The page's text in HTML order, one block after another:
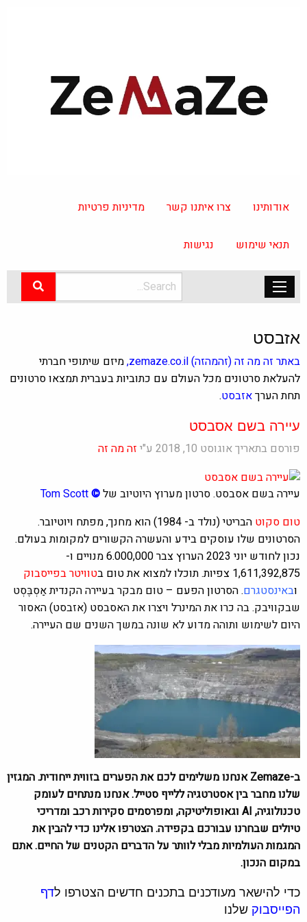
אודותינו צרו איתנו קשר מדיניות פרטיות
תנאי שימוש נגישות
אזבסט
באתרזה מה זה(זהמהזה)zemaze.co.il
,מיזם שיתופי חברתי
להעלאת סרטונים מכל העולם עם כתוביות בעברית תמצאו סרטונים
תחת הערךאזבסט.
עיירה בשם אסבסט
פורסם בתאריך אוגוסט 10, 2018 ע"י זה מה זה
עיירה בשם אסבסט. סרטון מערוץ היוטיוב של©
Tom Scott
טום סקוט
הבריטי (נולד ב- 1984) הוא מחנך, מפתח ויוטיובר.
הסרטונים שלו עוסקים בידע והעשרה הקשורים למקומות בעולם.
נכון לחודש יוני 2023 הערוץ צבר 6.000,000‏‏ ‏מנויים‏ ו-
1,611,392,875 צפיות. תוכלו למצוא את טום ב
טוויטרבפייסבוק
באינסטגרם. הסרטון הפעם – טום מבקר בעיירה הקנדית אַסְבֶּסְט
שבקוויבק.בה כרו את המינרל ויצרו את האסבסט (אזבסט) האסור
היום לשימוש ותוהה מדוע לא שונה במשך השנים שם העיירה.
ב-Zemaze אנחנו משלימים לכם את הפערים בזווית ייחודית. המגזין
שלנו מחבר בין אסטרטגיה ללייף סטייל. אנחנו מנתחים לעומק
טכנולוגיה, AI וגאופוליטיקה, ומפרסמים סקירות רכב ומדריכי
טיולים שבחרנו עבורכם בקפידה. הצטרפו אלינו כדי להבין את
המגמות העולמיות מבלי לוותר על הדברים הקטנים של החיים. אתם
במקום הנכון.
כדי להישאר מעודכנים בתכנים חדשים הצטרפו ל דף
הפייסבוקשלנו